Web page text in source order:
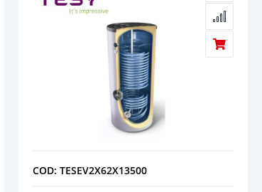
COD: TESEV2X62X13500